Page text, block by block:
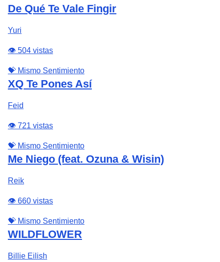
De Qué Te Vale Fingir
Yuri
👁️ 504 vistas
💝 Mismo Sentimiento
XQ Te Pones Así
Feid
👁️ 721 vistas
💝 Mismo Sentimiento
Me Niego (feat. Ozuna & Wisin)
Reik
👁️ 660 vistas
💝 Mismo Sentimiento
WILDFLOWER
Billie Eilish